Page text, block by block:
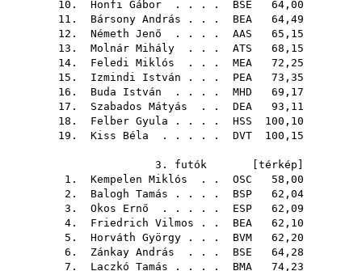
10. Honfi Gábor . . . . BSE 64,00
11. Bársony András . . . BEA 64,49
12. Németh Jenő . . . . AAS 65,15
13. Molnár Mihály . . . ATS 68,15
14. Feledi Miklós . . . MEA 72,25
15. Izmindi István . . . PEA 73,35
16. Buda István . . . . MHD 69,17
17. Szabados Mátyás . . DEA 93,11
18. Felber Gyula . . . . HSS 100,10
19. Kiss Béla . . . . . DVT 100,15
3. futók [ térkép
1. Kempelen Miklós . . OSC 58,00
2. Balogh Tamás . . . . BSP 62,04
3. Okos Ernő . . . . . ESP 62,09
4. Friedrich Vilmos . . BEA 62,10
5. Horváth György . . . BVM 62,20
6. Zánkay András . . . BSE 64,28
7. Laczkó Tamás . . . . BMA 74,23